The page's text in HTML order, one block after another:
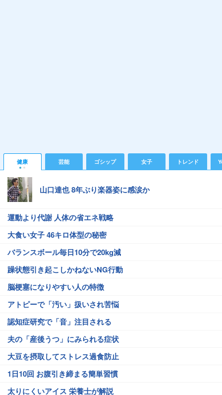
健康 芸能 ゴシップ 女子 トレンド
山口達也 8年ぶり楽器姿に感涙か
運動より代謝 人体の省エネ戦略
大食い女子 46キロ体型の秘密
バランスボール毎日10分で20kg減
躁状態引き起こしかねないNG行動
脳梗塞になりやすい人の特徴
アトピーで「汚い」扱いされ苦悩
認知症研究で「音」注目される
夫の「産後うつ」にみられる症状
大豆を摂取してストレス過食防止
1日10回 お腹引き締まる簡単習慣
太りにくいアイス 栄養士が解説